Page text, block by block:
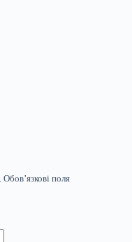
Обов’язкові поля